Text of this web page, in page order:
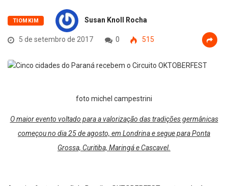
TIOMKIM Susan Knoll Rocha
5 de setembro de 2017 0 515
foto michel campestrini
O maior evento voltado para a valorização das tradições germânicas
começou no dia 25 de agosto, em Londrina e segue para Ponta
Grossa, Curitiba, Maringá e Cascavel.